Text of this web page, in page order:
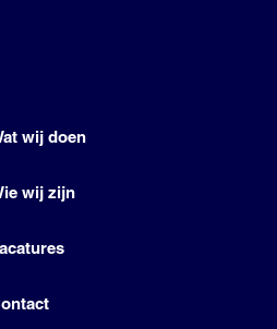
wij doen
wij zijn